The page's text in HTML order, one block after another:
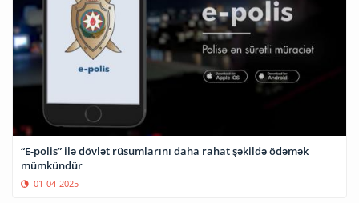
“E-polis” ilə dövlət rüsumlarını daha rahat şəkildə ödəmək
mümkündür
01-04-2025